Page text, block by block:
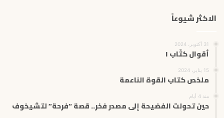
الاكثر شيوعاً
31 أكتوبر، 2024
أقوال كتّاب ١
15 يناير، 2024
ملخص كتاب القوة الناعمة
منذ 4 أيام
حين تحولت الفضيحة إلى مصدر فخر.. قصة “فرحة” لتشيخوف